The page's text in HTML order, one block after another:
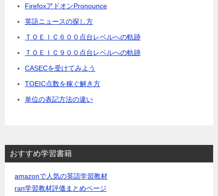
FirefoxアドオンPronounce
英語ニュースの探し方
ＴＯＥＩＣ６００点台レベルへの軌跡
ＴＯＥＩＣ９００点台レベルへの軌跡
CASECを受けてみよう
TOEIC点数を稼ぐ解き方
単位の表記方法の違い
おすすめ学習書籍
amazonで人気の英語学習教材
ran学習教材評価まとめページ